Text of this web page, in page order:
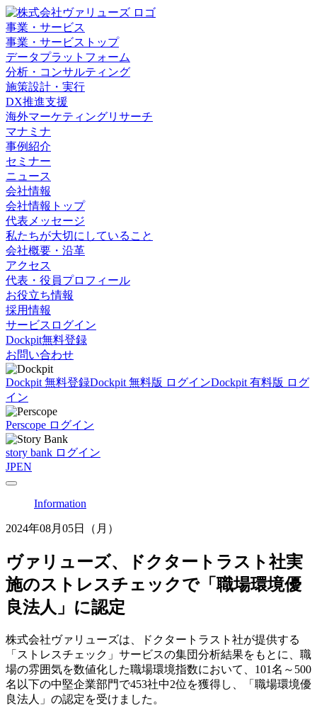
事業・サービス
事業・サービストップ
データプラットフォーム
分析・コンサルティング
施策設計・実行
DX推進支援
海外マーケティングリサーチ
マナミナ
事例紹介
セミナー
ニュース
会社情報
会社情報トップ
代表メッセージ
私たちが大切にしていること
会社概要・沿革
アクセス
代表・役員プロフィール
お役立ち情報
採用情報
サービスログイン
Dockpit無料登録
お問い合わせ
Dockpit 無料登録Dockpit 無料版 ログインDockpit 有料版 ログ
イン
Perscope ログイン
story bank ログイン
JPEN
Information
2024年08月05日（月）
ヴァリューズ、ドクタートラスト社実
施のストレスチェックで「職場環境優
良法人」に認定
株式会社ヴァリューズは、ドクタートラスト社が提供する
「ストレスチェック」サービスの集団分析結果をもとに、職
場の雰囲気を数値化した職場環境指数において、101名～500
名以下の中堅企業部門で453社中2位を獲得し、「職場環境優
良法人」の認定を受けました。